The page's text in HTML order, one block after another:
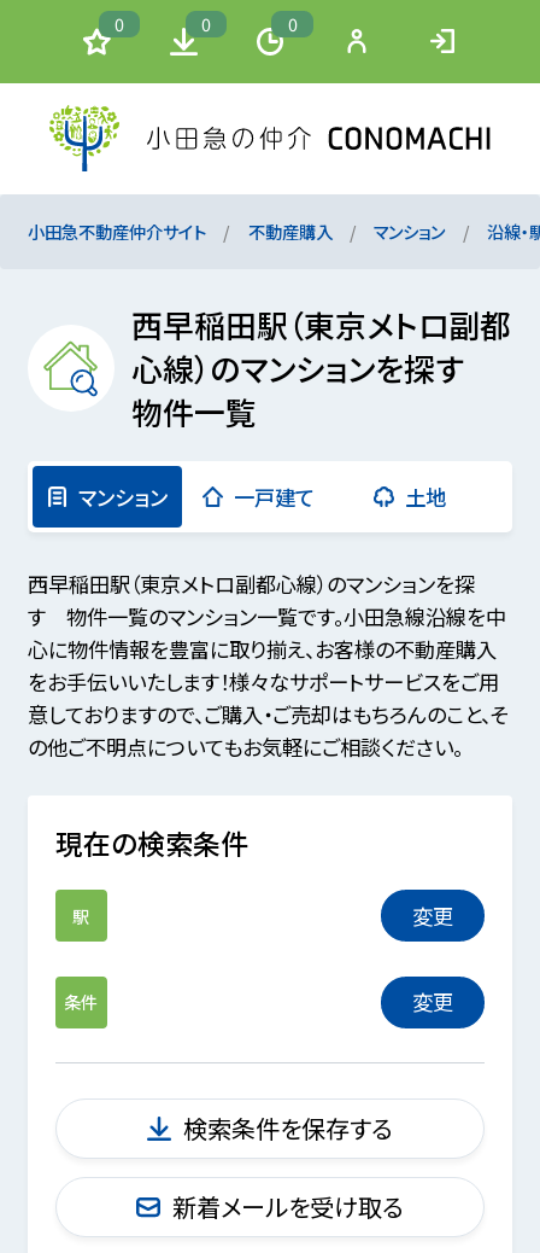
0 0 0
小田急不動産仲介サイト 不動産購入 マンション 沿線・
西早稲田駅（東京メトロ副都
心線）のマンションを探す
物件一覧
マンション 一戸建て 土地
西早稲田駅（東京メトロ副都心線）のマンションを探
す 物件一覧のマンション一覧です。小田急線沿線を中
心に物件情報を豊富に取り揃え、お客様の不動産購入
をお手伝いいたします！様々なサポートサービスをご用
意しておりますので、ご購入・ご売却はもちろんのこと、そ
の他ご不明点についてもお気軽にご相談ください。
現在の検索条件
駅 変更
条件 変更
検索条件を保存する
新着メールを受け取る